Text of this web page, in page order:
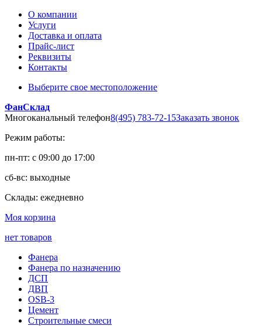
О компании
Услуги
Доставка и оплата
Прайс-лист
Реквизиты
Контакты
Выберите свое местоположение
ФанСклад
Многоканальный телефон8(495) 783-72-15Заказать звонок
Режим работы:
пн-пт: с 09:00 до 17:00
сб-вс: выходные
Склады: ежедневно
Моя корзина
нет товаров
Фанера
Фанера по назначению
ДСП
ДВП
OSB-3
Цемент
Строительные смеси